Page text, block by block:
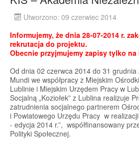
Utworzono: 09 czerwiec 2014
Informujemy, że dnia 28-07-2014 r.
rekrutacja do projektu.
Obecnie przyjmujemy zapisy tylko na
Od dnia 02 czerwca 2014 do 31
Mundi we współpracy z Miejskim
Lublinie i Miejskim Urzędem Pracy w
Socjalną „Koziołek” z Lublina realizuje
zatrudnienia socjalnego partnerem
i Powiatowego Urzędu Pracy w
- edycja 2014 r.”, współfinansowany
Polityki Społecznej.